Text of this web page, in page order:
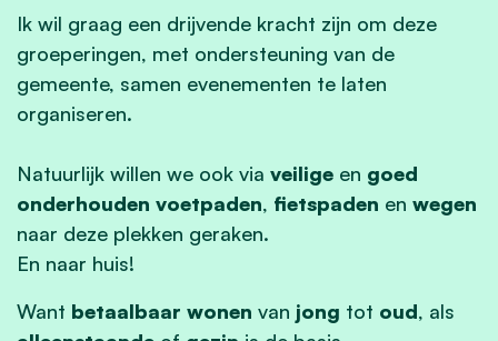
Ik wil graag een drijvende kracht zijn om deze
groeperingen, met ondersteuning van de
gemeente, samen evenementen te laten
organiseren.
Natuurlijk willen we ook via veilige en goed
onderhouden voetpaden, fietspaden en wegen
naar deze plekken geraken.
En naar huis!
Want betaalbaar wonen van jong tot oud, als